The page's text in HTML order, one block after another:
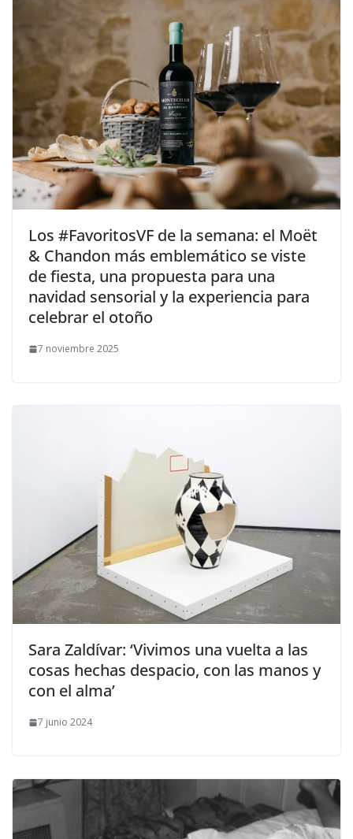
​Los #FavoritosVF de la semana: el Moët
& Chandon más emblemático se viste
de fiesta, una propuesta para una
navidad sensorial y la experiencia para
celebrar el otoño
7 noviembre 2025
​Sara Zaldívar: ‘Vivimos una vuelta a las
cosas hechas despacio, con las manos y
con el alma’
7 junio 2024